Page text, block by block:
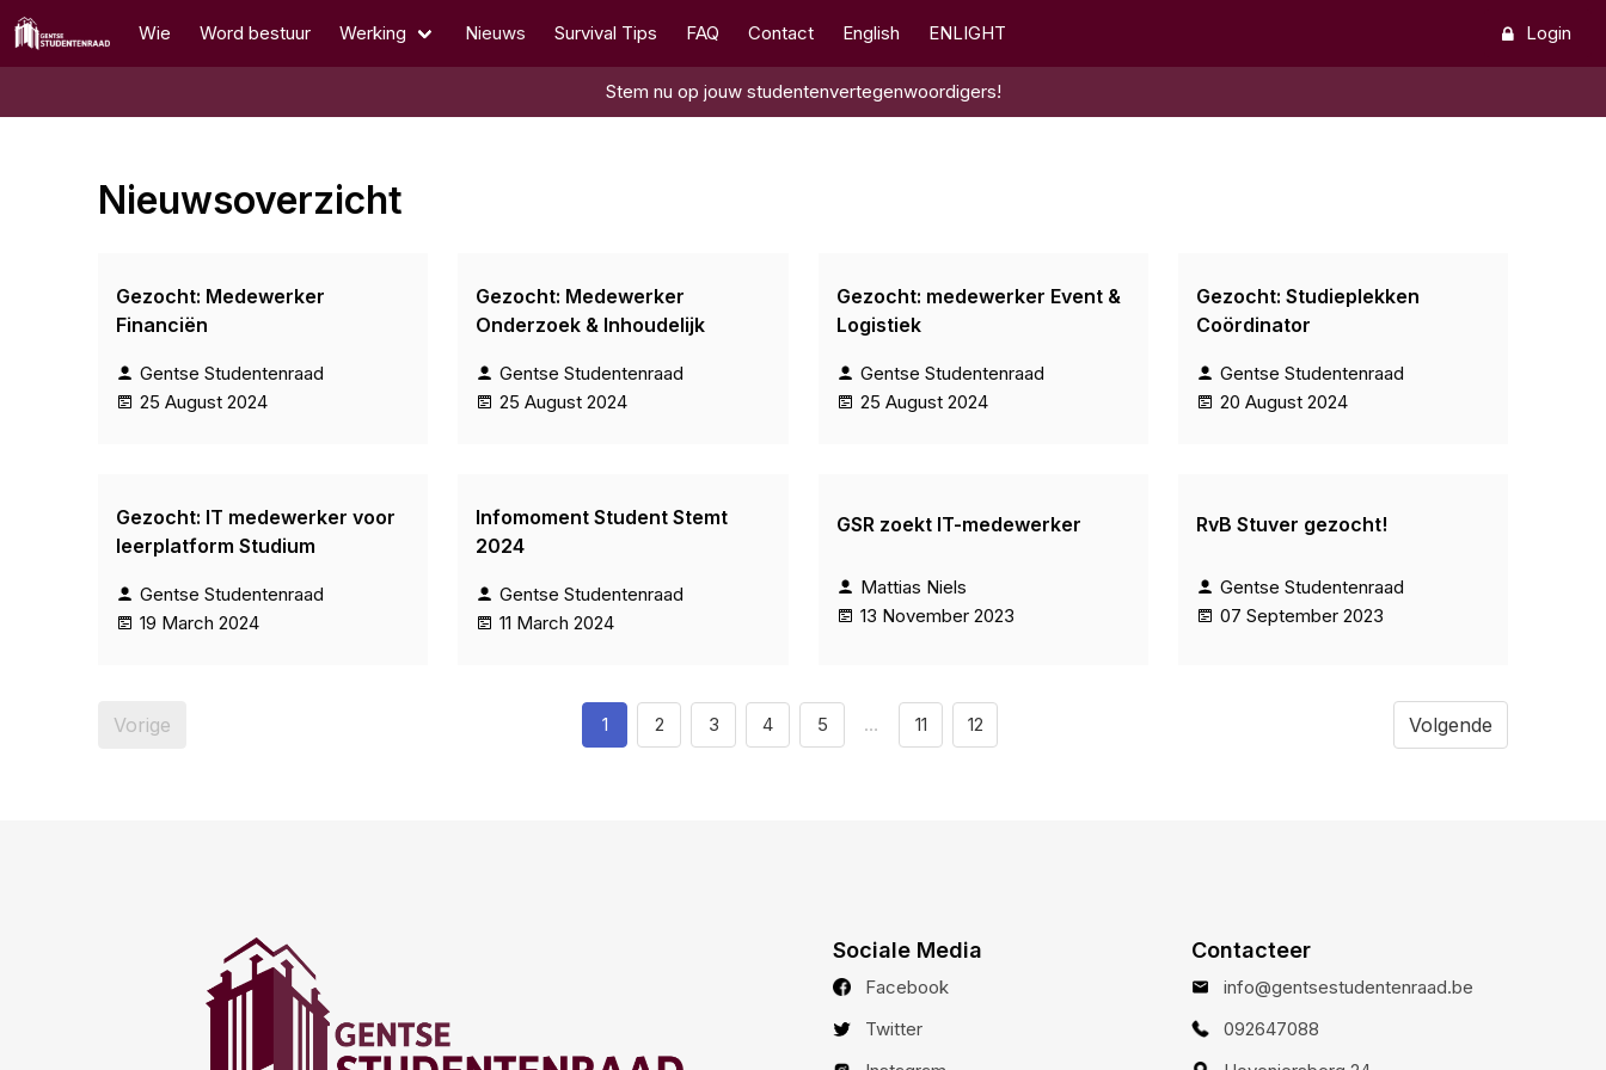
Wie Word bestuur Werking Nieuws Survival Tips FAQ Contact English ENLIGHT Login
Stem nu op jouw studentenvertegenwoordigers!
Nieuwsoverzicht
Gezocht: Medewerker
Financiën
Gentse Studentenraad
25 August 2024
Gezocht: Medewerker
Onderzoek & Inhoudelijk
Gentse Studentenraad
25 August 2024
Gezocht: medewerker Event &
Logistiek
Gentse Studentenraad
25 August 2024
Gezocht: Studieplekken
Coördinator
Gentse Studentenraad
20 August 2024
Gezocht: IT medewerker voor
leerplatform Studium
Gentse Studentenraad
19 March 2024
Infomoment Student Stemt
2024
Gentse Studentenraad
11 March 2024
GSR zoekt IT-medewerker
Mattias Niels
13 November 2023
RvB Stuver gezocht!
Gentse Studentenraad
07 September 2023
Vorige Volgende
1 2 3 4 5 … 11 12
Sociale Media
Facebook
Twitter
Contacteer
info@gentsestudentenraad.be
092647088